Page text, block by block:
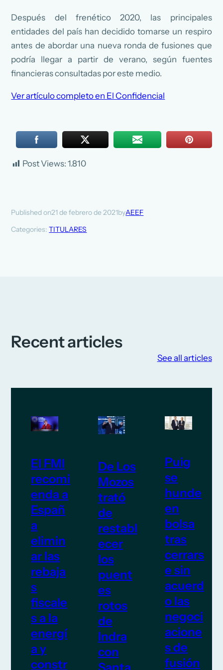
Después del frenético 2020, las principales
entidades del país han decidido tomarse un respiro
antes de abordar una nueva ronda de fusiones que
podría llegar a partir de verano, según fuentes
financieras consultadas por este medio.
Ver artículo completo en El Confidencial
Post Views: 1.810
Published on21 de febrero de 2021byAEEF
Categories:TITULARES
Recent articles
See all articles
El FMI
recomi
enda a
Españ
a
elimin
ar las
rebaja
s
fiscale
s a la
energí
a y
constr
De Los
Mozos
trató
de
restabl
ecer
los
puent
es
rotos
de
Indra
con
Puig
se
hunde
en
bolsa
tras
cerrars
e sin
acuerd
o las
negoci
acione
s de
fusión